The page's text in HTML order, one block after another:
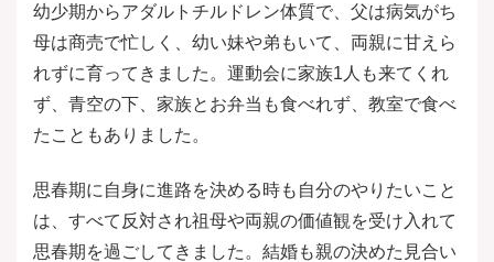
幼少期からアダルトチルドレン体質で、父は病気がち
母は商売で忙しく、幼い妹や弟もいて、両親に甘えら
れずに育ってきました。運動会に家族1人も来てくれ
ず、青空の下、家族とお弁当も食べれず、教室で食べ
たこともありました。
思春期に自身に進路を決める時も自分のやりたいこと
は、すべて反対され祖母や両親の価値観を受け入れて
思春期を過ごしてきました。結婚も親の決めた見合い